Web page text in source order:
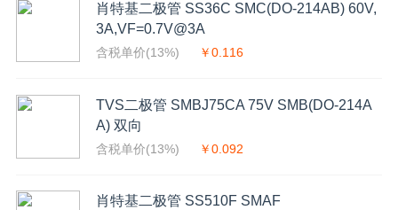
肖特基二极管 SS36C SMC(DO-214AB) 60V,
3A,VF=0.7V@3A
含税单价(13%) ￥0.116
TVS二极管 SMBJ75CA 75V SMB(DO-214A
A) 双向
含税单价(13%) ￥0.092
肖特基二极管 SS510F SMAF